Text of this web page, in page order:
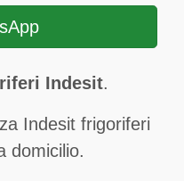
Indesit.
Indesit frigoriferi
domicilio.